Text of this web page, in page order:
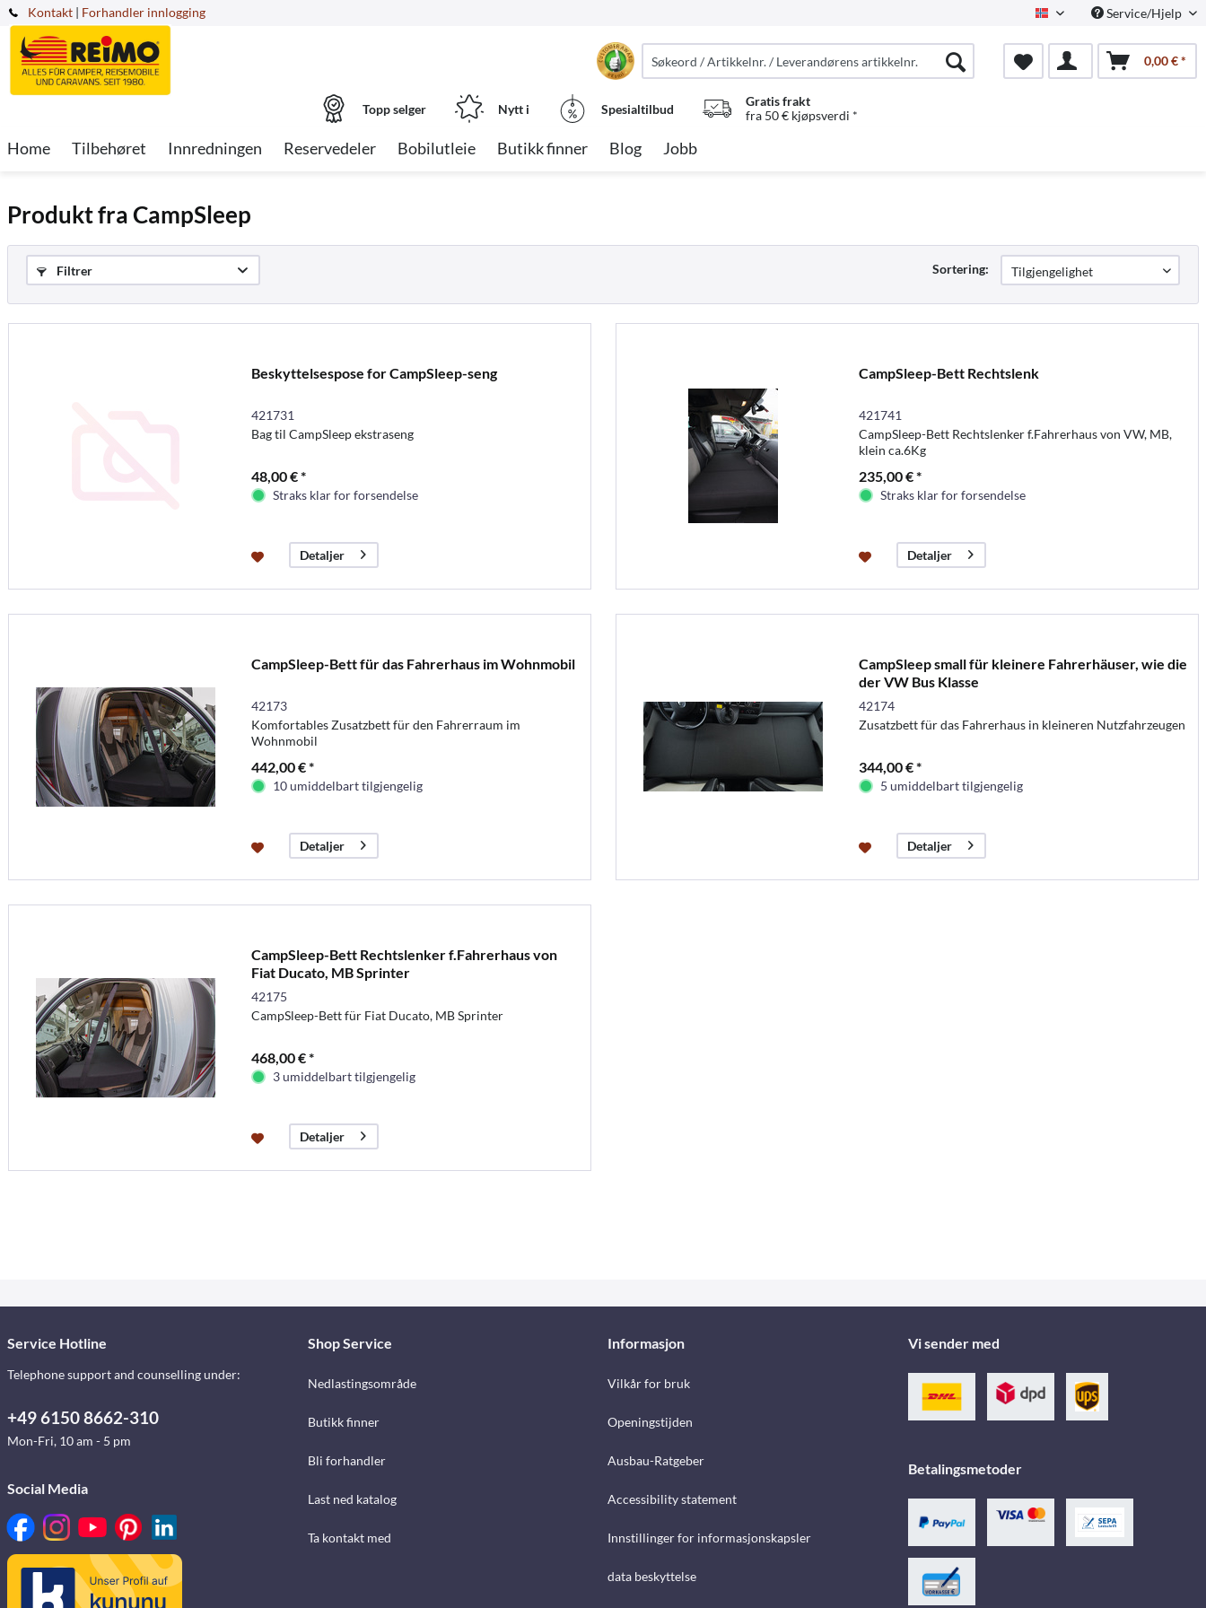
Kontakt NorwegianService/Hjelp
| Forhandler innlogging
0,00 € *
Topp selger Nytt i Spesialtilbud
Gratis frakt
fra 50 € kjøpsverdi *
Home Tilbehøret Innredningen Reservedeler Bobilutleie Butikk finner Blog Jobb
Produkt fra CampSleep
Filtrer Sortering:
Beskyttelsespose for CampSleep-seng
421731
Bag til CampSleep ekstraseng
48,00 € *
Straks klar for forsendelse
Detaljer
CampSleep-Bett Rechtslenk
421741
CampSleep-Bett Rechtslenker f.Fahrerhaus von VW, MB,
klein ca.6Kg
235,00 € *
Straks klar for forsendelse
Detaljer
CampSleep-Bett für das Fahrerhaus im Wohnmobil
42173
Komfortables Zusatzbett für den Fahrerraum im
Wohnmobil
442,00 € *
10 umiddelbart tilgjengelig
Detaljer
CampSleep small für kleinere Fahrerhäuser, wie die
der VW Bus Klasse
42174
Zusatzbett für das Fahrerhaus in kleineren Nutzfahrzeugen
344,00 € *
5 umiddelbart tilgjengelig
Detaljer
CampSleep-Bett Rechtslenker f.Fahrerhaus von
Fiat Ducato, MB Sprinter
42175
CampSleep-Bett für Fiat Ducato, MB Sprinter
468,00 € *
3 umiddelbart tilgjengelig
Detaljer
Service Hotline
Telephone support and counselling under:
+49 6150 8662-310
Mon-Fri, 10 am - 5 pm
Social Media
Shop Service
Nedlastingsområde
Butikk finner
Bli forhandler
Last ned katalog
Ta kontakt med
Informasjon
Vilkår for bruk
Openingstijden
Ausbau-Ratgeber
Accessibility statement
Innstillinger for informasjonskapsler
data beskyttelse
Vi sender med
Betalingsmetoder